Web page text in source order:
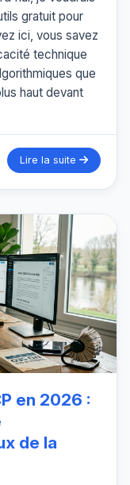
gratuit pour
ici, vous savez
technique
que
haut devant
Lire la suite
en 2026 :
de la